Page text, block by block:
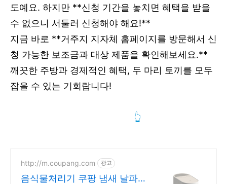
도예요. 하지만 **신청 기간을 놓치면 혜택을 받을
수 없으니 서둘러 신청해야 해요!**
지금 바로 **거주지 지자체 홈페이지를 방문해서 신
청 가능한 보조금과 대상 제품을 확인해보세요.**
깨끗한 주방과 경제적인 혜택, 두 마리 토끼를 모두
잡을 수 있는 기회랍니다!
👆
http://m.coupang.com 광고
음식물처리기 쿠팡 냄새 날파